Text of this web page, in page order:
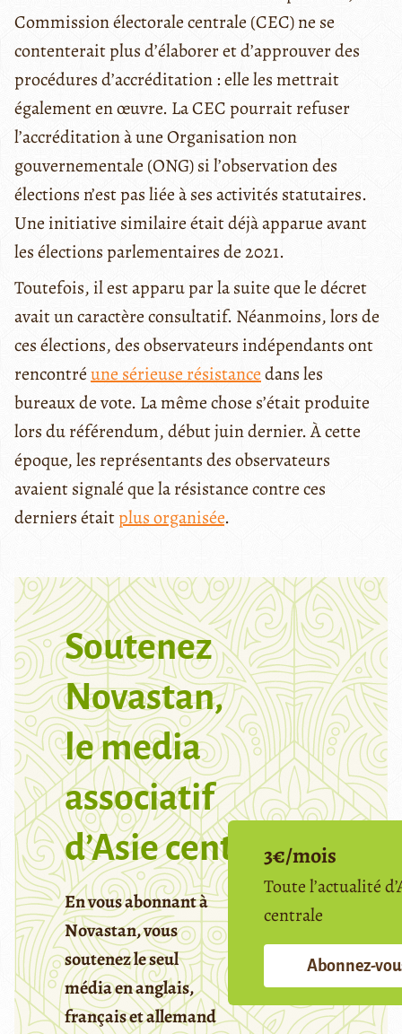
Commission électorale centrale (CEC) ne se
contenterait plus d’élaborer et d’approuver des
procédures d’accréditation : elle les mettrait
également en œuvre. La CEC pourrait refuser
l’accréditation à une Organisation non
gouvernementale (ONG) si l’observation des
élections n’est pas liée à ses activités statutaires.
Une initiative similaire était déjà apparue avant
les élections parlementaires de 2021.
Toutefois, il est apparu par la suite que le décret
avait un caractère consultatif. Néanmoins, lors de
ces élections, des observateurs indépendants ont
rencontréune sérieuse résistancedans les
bureaux de vote. La même chose s’était produite
lors du référendum, début juin dernier. À cette
époque, les représentants des observateurs
avaient signalé que la résistance contre ces
derniers étaitplus organisée.
Soutenez
Novastan,
le media
associatif
d’Asie centrale
En vous abonnant à
Novastan, vous
soutenez le seul
média en anglais,
français et allemand
3€/mois
Toute l’actualité
centrale
Abonnez-